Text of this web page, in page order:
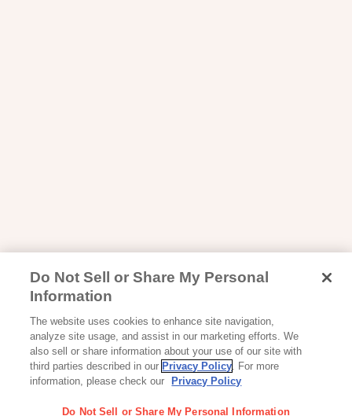
Do Not Sell or Share My Personal
Information
The website uses cookies to enhance site navigation,
analyze site usage, and assist in our marketing efforts. We
also sell or share information about your use of our site with
third parties described in our Privacy Policy. For more
information, please check our
Privacy Policy
Do Not Sell or Share My Personal Information